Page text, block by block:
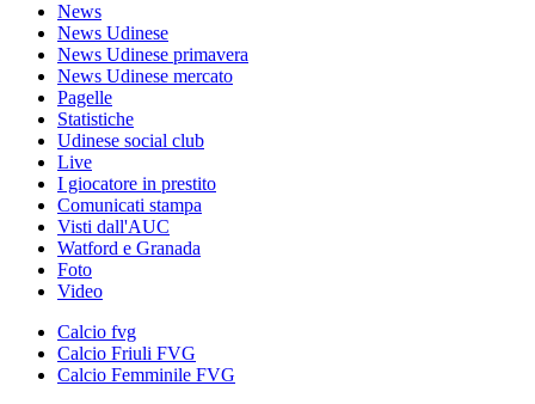
News
News Udinese
News Udinese primavera
News Udinese mercato
Pagelle
Statistiche
Udinese social club
Live
I giocatore in prestito
Comunicati stampa
Visti dall'AUC
Watford e Granada
Foto
Video
Calcio fvg
Calcio Friuli FVG
Calcio Femminile FVG